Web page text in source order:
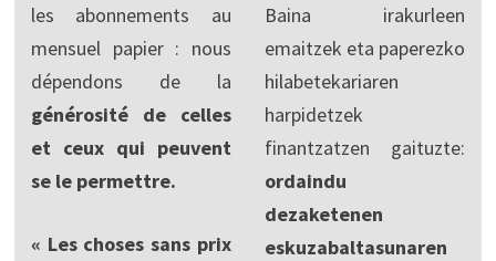
les abonnements au
mensuel papier : nous
dépendons de la
générosité de celles
et ceux qui peuvent
se le permettre.
« Les choses sans prix
Baina irakurleen
emaitzek eta paperezko
hilabetekariaren
harpidetzek
finantzatzen gaituzte:
ordaindu
dezaketenen
eskuzabaltasunaren